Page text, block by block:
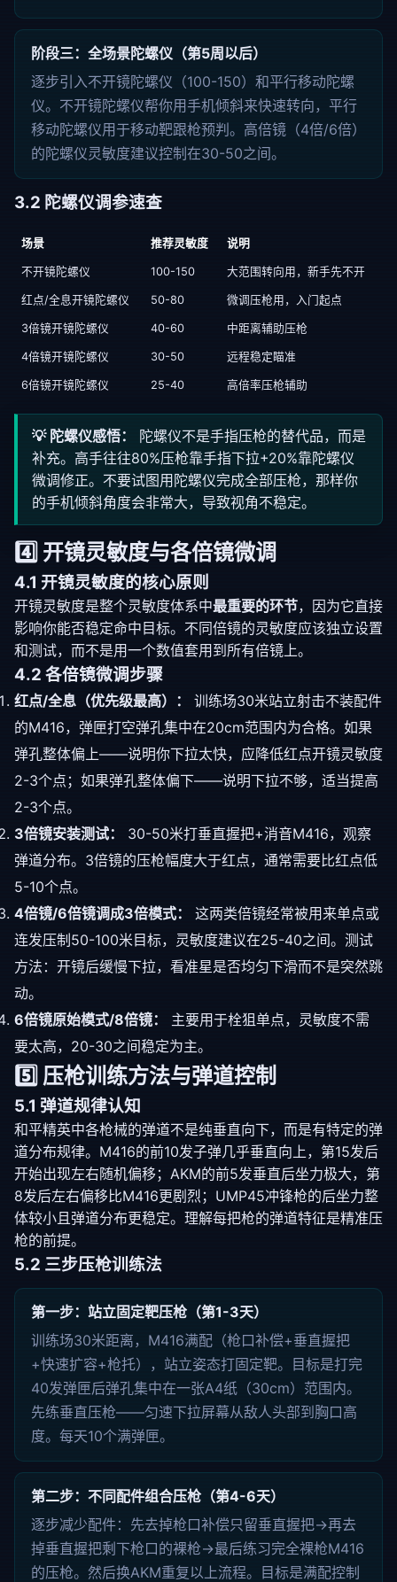
阶段三：全场景陀螺仪（第5周以后）
逐步引入不开镜陀螺仪（100-150）和平行移动陀螺
仪。不开镜陀螺仪帮你用手机倾斜来快速转向，平行
移动陀螺仪用于移动靶跟枪预判。高倍镜（4倍/6倍）
的陀螺仪灵敏度建议控制在30-50之间。
3.2 陀螺仪调参速查
场景 推荐灵敏度 说明
不开镜陀螺仪 100-150 大范围转向用，新手先不开
红点/全息开镜陀螺仪 50-80 微调压枪用，入门起点
3倍镜开镜陀螺仪 40-60 中距离辅助压枪
4倍镜开镜陀螺仪 30-50 远程稳定瞄准
6倍镜开镜陀螺仪 25-40 高倍率压枪辅助
💡 陀螺仪感悟：
陀螺仪不是手指压枪的替代品，而是
补充。高手往往80%压枪靠手指下拉+20%靠陀螺仪
微调修正。不要试图用陀螺仪完成全部压枪，那样你
的手机倾斜角度会非常大，导致视角不稳定。
4️⃣ 开镜灵敏度与各倍镜微调
4.1 开镜灵敏度的核心原则
开镜灵敏度是整个灵敏度体系中最重要的环节，因为它直接
影响你能否稳定命中目标。不同倍镜的灵敏度应该独立设置
和测试，而不是用一个数值套用到所有倍镜上。
4.2 各倍镜微调步骤
红点/全息（优先级最高）：
训练场30米站立射击不装配件
的M416，弹匣打空弹孔集中在20cm范围内为合格。如果
弹孔整体偏上——说明你下拉太快，应降低红点开镜灵敏度
2-3个点；如果弹孔整体偏下——说明下拉不够，适当提高
2-3个点。
3倍镜安装测试：
30-50米打垂直握把+消音M416，观察
弹道分布。3倍镜的压枪幅度大于红点，通常需要比红点低
5-10个点。
4倍镜/6倍镜调成3倍模式：
这两类倍镜经常被用来单点或
连发压制50-100米目标，灵敏度建议在25-40之间。测试
方法：开镜后缓慢下拉，看准星是否均匀下滑而不是突然跳
动。
6倍镜原始模式/8倍镜：
主要用于栓狙单点，灵敏度不需
要太高，20-30之间稳定为主。
5️⃣ 压枪训练方法与弹道控制
5.1 弹道规律认知
和平精英中各枪械的弹道不是纯垂直向下，而是有特定的弹
道分布规律。M416的前10发子弹几乎垂直向上，第15发后
开始出现左右随机偏移；AKM的前5发垂直后坐力极大，第
8发后左右偏移比M416更剧烈；UMP45冲锋枪的后坐力整
体较小且弹道分布更稳定。理解每把枪的弹道特征是精准压
枪的前提。
5.2 三步压枪训练法
第一步：站立固定靶压枪（第1-3天）
训练场30米距离，M416满配（枪口补偿+垂直握把
+快速扩容+枪托），站立姿态打固定靶。目标是打完
40发弹匣后弹孔集中在一张A4纸（30cm）范围内。
先练垂直压枪——匀速下拉屏幕从敌人头部到胸口高
度。每天10个满弹匣。
第二步：不同配件组合压枪（第4-6天）
逐步减少配件：先去掉枪口补偿只留垂直握把→再去
掉垂直握把剩下枪口的裸枪→最后练习完全裸枪M416
的压枪。然后换AKM重复以上流程。目标是满配控制